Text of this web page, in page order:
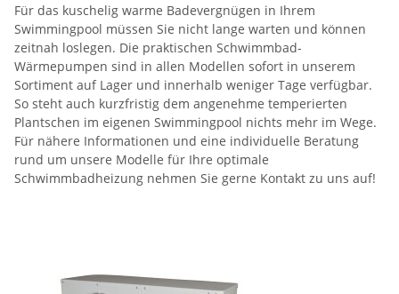
Für das kuschelig warme Badevergnügen in Ihrem
Swimmingpool müssen Sie nicht lange warten und können
zeitnah loslegen. Die praktischen Schwimmbad-
Wärmepumpen sind in allen Modellen sofort in unserem
Sortiment auf Lager und innerhalb weniger Tage verfügbar.
So steht auch kurzfristig dem angenehme temperierten
Plantschen im eigenen Swimmingpool nichts mehr im Wege.
Für nähere Informationen und eine individuelle Beratung
rund um unsere Modelle für Ihre optimale
Schwimmbadheizung nehmen Sie gerne Kontakt zu uns auf!